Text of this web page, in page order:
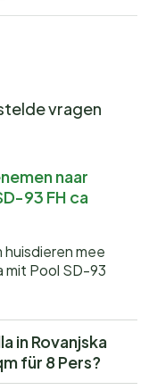
vragen
naar
93 FH ca
mee
mit Pool SD-93
in Rovanjska
für 8 Pers?